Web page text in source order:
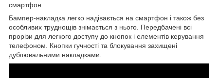
смартфон.
Бампер-накладка легко надівається на смартфон і також без
особливих труднощів знімається з нього. Передбачені всі
прорізи для легкого доступу до кнопок і елементів керування
телефоном. Кнопки гучності та блокування захищені
дублювальними накладками.